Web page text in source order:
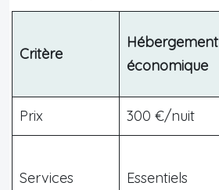
Critère
Hébergement
économique
Prix 300 €/nuit
Services Essentiels